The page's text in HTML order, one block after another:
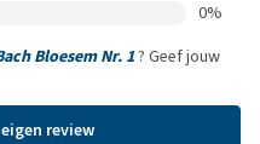
0%
Bloesem Nr. 1? Geef jouw
review